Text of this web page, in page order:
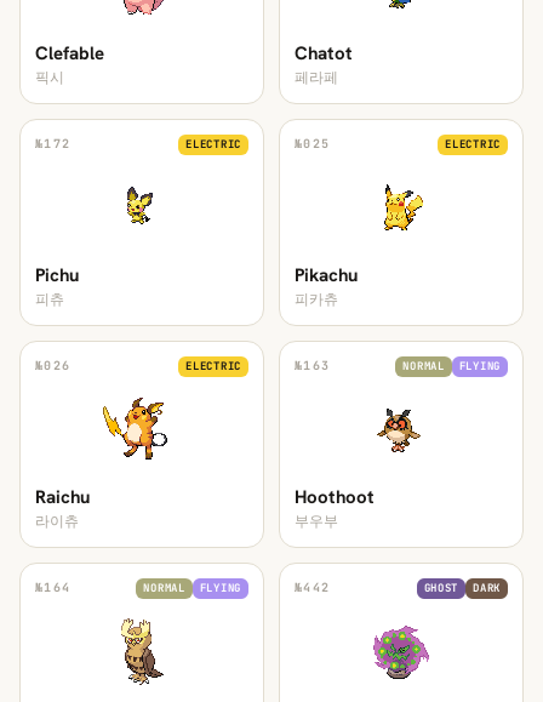
Clefable
픽시
Chatot
페라페
№172 ELECTRIC
Pichu
피츄
№025 ELECTRIC
Pikachu
피카츄
№026 ELECTRIC
Raichu
라이츄
№163 NORMAL FLYING
Hoothoot
부우부
№164 NORMAL FLYING №442 GHOST DARK